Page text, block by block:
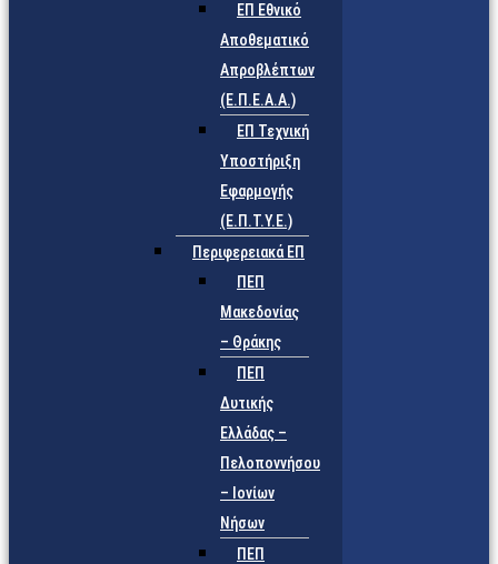
ΕΠ Εθνικό
Αποθεματικό
Απροβλέπτων
(Ε.Π.Ε.Α.Α.)
ΕΠ Τεχνική
Υποστήριξη
Εφαρμογής
(Ε.Π.Τ.Υ.Ε.)
Περιφερειακά ΕΠ
ΠΕΠ
Μακεδονίας
– Θράκης
ΠΕΠ
Δυτικής
Ελλάδας –
Πελοποννήσου
– Ιονίων
Νήσων
ΠΕΠ